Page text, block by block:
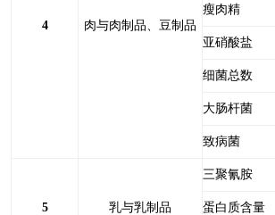
4 肉与肉制品、豆制品
瘦肉精
亚硝酸盐
细菌总数
大肠杆菌
致病菌
5 乳与乳制品
三聚氰胺
蛋白质含量